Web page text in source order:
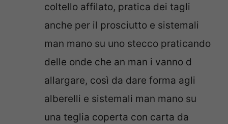
coltello affilato, pratica dei tagli
anche per il prosciutto e sistemali
man mano su uno stecco praticando
delle onde che an man i vanno d
allargare, così da dare forma agli
alberelli e sistemali man mano su
una teglia coperta con carta da